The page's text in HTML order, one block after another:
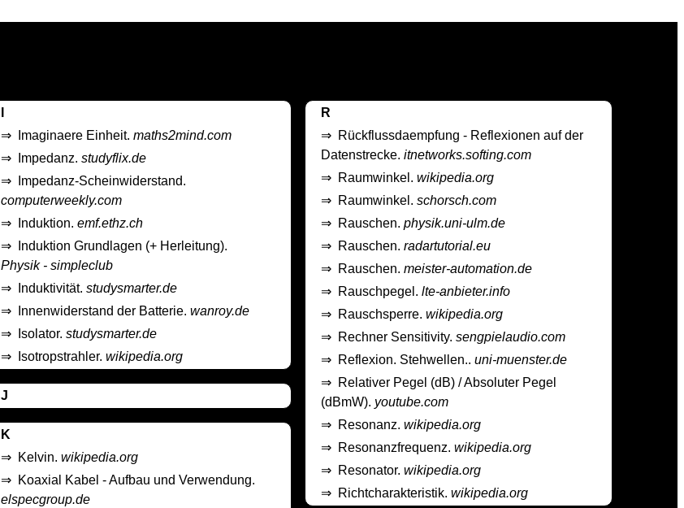
⇒
Imaginaere Einheit. maths2mind.com
⇒
Impedanz. studyflix.de
⇒
Impedanz-Scheinwiderstand.
computerweekly.com
⇒
Induktion. emf.ethz.ch
⇒
Induktion Grundlagen (+ Herleitung).
Physik - simpleclub
⇒
Induktivität. studysmarter.de
⇒
Innenwiderstand der Batterie. wanroy.de
⇒
Isolator. studysmarter.de
⇒
Isotropstrahler. wikipedia.org
J
K
⇒ Kelvin. wikipedia.org
⇒ Koaxial Kabel - Aufbau und Verwendung.
elspecgroup.de
R
⇒ Rückflussdaempfung - Reflexionen auf der
Datenstrecke.itnetworks.softing.com
⇒ Raumwinkel.wikipedia.org
⇒ Raumwinkel.schorsch.com
⇒ Rauschen.physik.uni-ulm.de
⇒ Rauschen.radartutorial.eu
⇒ Rauschen.meister-automation.de
⇒ Rauschpegel.lte-anbieter.info
⇒ Rauschsperre.wikipedia.org
⇒ Rechner Sensitivity.sengpielaudio.com
⇒ Reflexion. Stehwellen..uni-muenster.de
⇒ Relativer Pegel (dB) / Absoluter Pegel
(dBmW). youtube.com
⇒ Resonanz.wikipedia.org
⇒ Resonanzfrequenz.wikipedia.org
⇒ Resonator.wikipedia.org
⇒ Richtcharakteristik.wikipedia.org